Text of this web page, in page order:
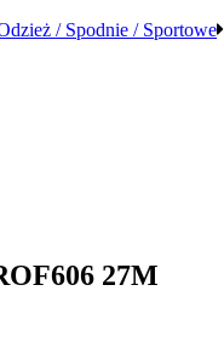
/ Spodnie / Sportowe
27M